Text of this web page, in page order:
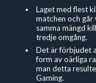
Laget med flest
matchen och går
samma mängd
tredje omgång.
Det är förbjudet
form av oärliga
man detta
Gaming.